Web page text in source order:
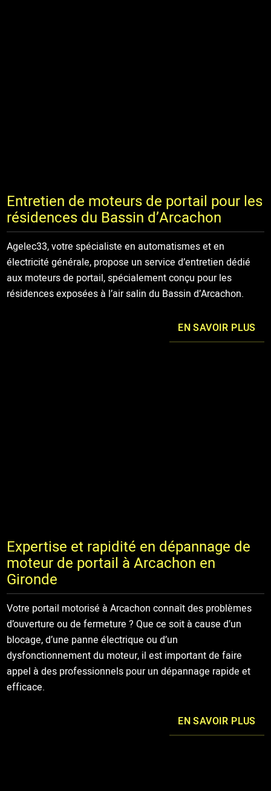
Entretien de moteurs de portail pour les
résidences du Bassin d’Arcachon
Agelec33, votre spécialiste en automatismes et en
électricité générale, propose un service d’entretien dédié
aux moteurs de portail, spécialement conçu pour les
résidences exposées à l’air salin du Bassin d’Arcachon.
EN SAVOIR PLUS
Expertise et rapidité en dépannage de
moteur de portail à Arcachon en
Gironde
Votre portail motorisé à Arcachon connaît des problèmes
d’ouverture ou de fermeture ? Que ce soit à cause d’un
blocage, d’une panne électrique ou d’un
dysfonctionnement du moteur, il est important de faire
appel à des professionnels pour un dépannage rapide et
efficace.
EN SAVOIR PLUS